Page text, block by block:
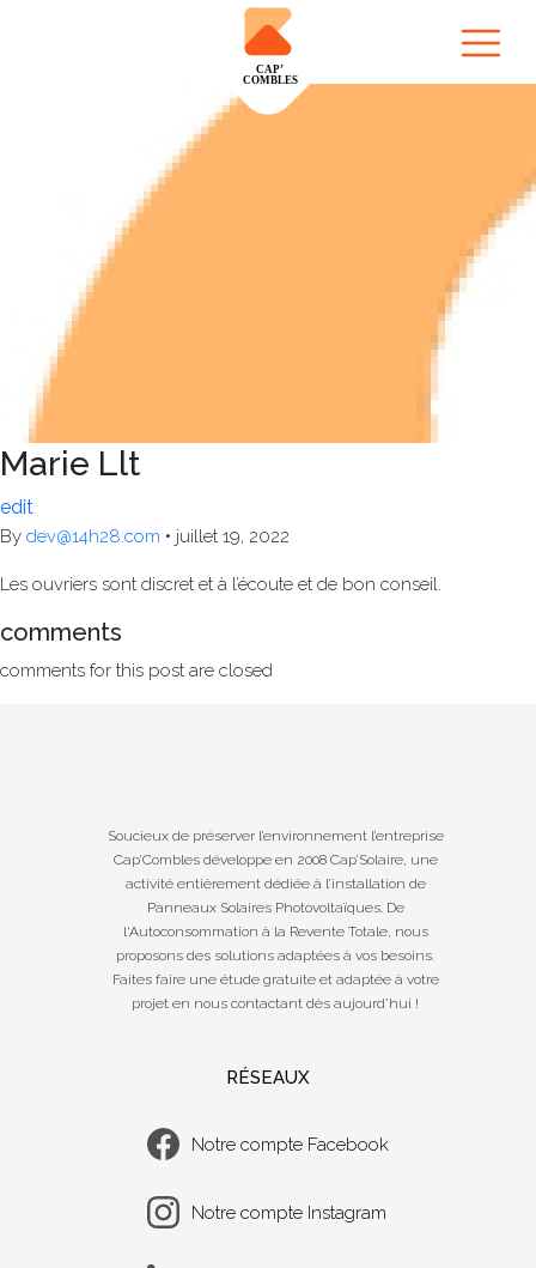
Marie Llt
edit
By dev@14h28.com • juillet 19, 2022
Les ouvriers sont discret et à l’écoute et de bon conseil.
comments
comments for this post are closed
Soucieux de préserver l’environnement l’entreprise
Cap’Combles développe en 2008 Cap’Solaire, une
activité entièrement dédiée à l’installation de
Panneaux Solaires Photovoltaïques. De
l‘Autoconsommation à la Revente Totale, nous
proposons des solutions adaptées à vos besoins.
Faites faire une étude gratuite et adaptée à votre
projet en nous contactant dès aujourd’hui !
RÉSEAUX
Notre compte Facebook
Notre compte Instagram